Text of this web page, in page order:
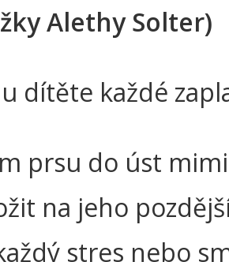
Alethy Solter)
dítěte každé
prsu do úst
na jeho
stres nebo